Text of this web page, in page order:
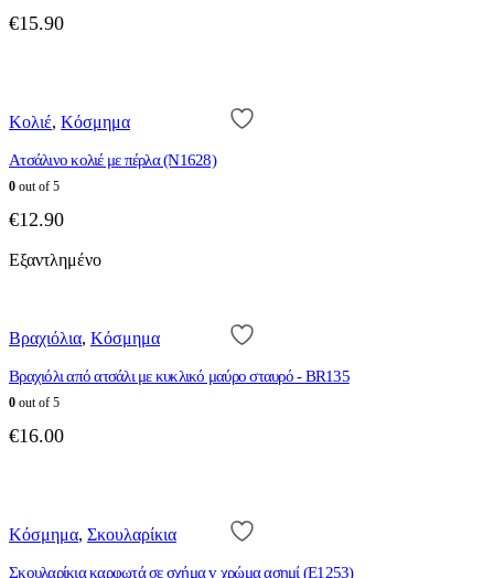
€15.90
Κολιέ, Κόσμημα
Ατσάλινο κολιέ με πέρλα (N1628)
0 out of 5
€12.90
Εξαντλημένο
Βραχιόλια, Κόσμημα
Βραχιόλι από ατσάλι με κυκλικό μαύρο σταυρό - BR135
0 out of 5
€16.00
Κόσμημα, Σκουλαρίκια
Σκουλαρίκια καρφωτά σε σχήμα v χρώμα ασημί (E1253)